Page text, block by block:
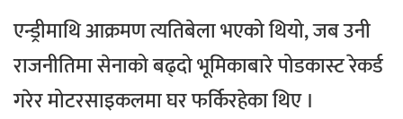
एन्ड्रीमाथि आक्रमण त्यतिबेला भएको थियो, जब उनी
राजनीतिमा सेनाको बढ्दो भूमिकाबारे पोडकास्ट रेकर्ड
गरेर मोटरसाइकलमा घर फर्किरहेका थिए ।